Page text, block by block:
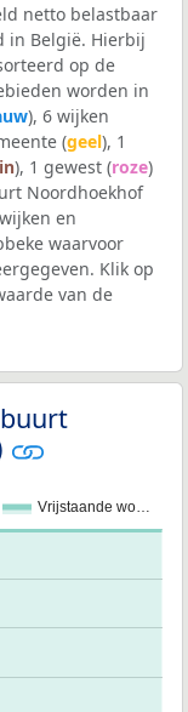
netto belastbaar
in België. Hierbij
op de
worden in
), 6 wijken
(geel), 1
), 1 gewest (roze)
Noordhoekhof
en
waarvoor
Klik op
van de
Vrijstaande wo…